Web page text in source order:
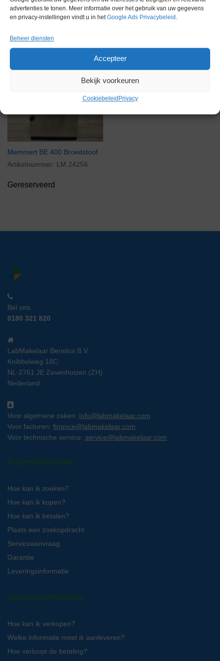
advertenties te tonen. Meer informatie over het gebruik van uw gegevens
en privacy-instellingen vindt u in hetGoogle Ads Privacybeleid .
Beheer diensten
Accepteer
Bekijk voorkeuren
Cookiebeleid Privacy
Gereserveerd
Memmert BE 400 Broedstoof
Artikelnummer: LM 24256
Gereserveerd
Bel ons
0180 321 820
LabMakelaar Benelux B.V.
Knibbelweg 18C
NL-2761 JE Zevenhuizen (ZH)
Nederland
Voor algemene zaken: info@labmakelaar.com
Voor facturen: finance@labmakelaar.com
Voor technische service: service@labmakelaar.com
Kopersinformatie
Hoe kan ik zoeken?
Hoe kan ik kopen?
Hoe kan ik betalen?
Plaats een zoekopdracht
Serviceaanvraag
Garantie
Leveringsinformatie
Verkopersinformatie
Hoe kan ik verkopen?
Welke informatie moet ik aanleveren?
Hoe verloopt de betaling?